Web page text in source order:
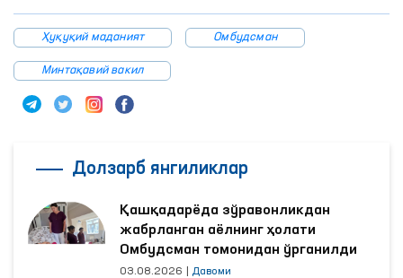
Ҳуқуқий маданият Омбудсман
Минтақавий вакил
Долзарб янгиликлар
Қашқадарёда зўравонликдан
жабрланган аёлнинг ҳолати
Омбудсман томонидан ўрганилди
03.08.2026 Давоми